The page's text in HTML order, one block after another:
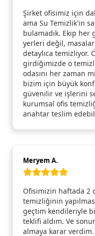
Şirket ofisimiz için
ama Su Temizlik'in
bulamadık. Ekip
yerleri değil,
detaylıca temizliyor.
girdiğimizde o
odasını her zaman
bizim için büyük
güvenilir ve işlerini
kurumsal ofis
anahtar teslim
Meryem A.
Ofisimizin haftada 2
temizliğinin
geçtim kendileriyle
teklifi aldım. Ve
almaya karar